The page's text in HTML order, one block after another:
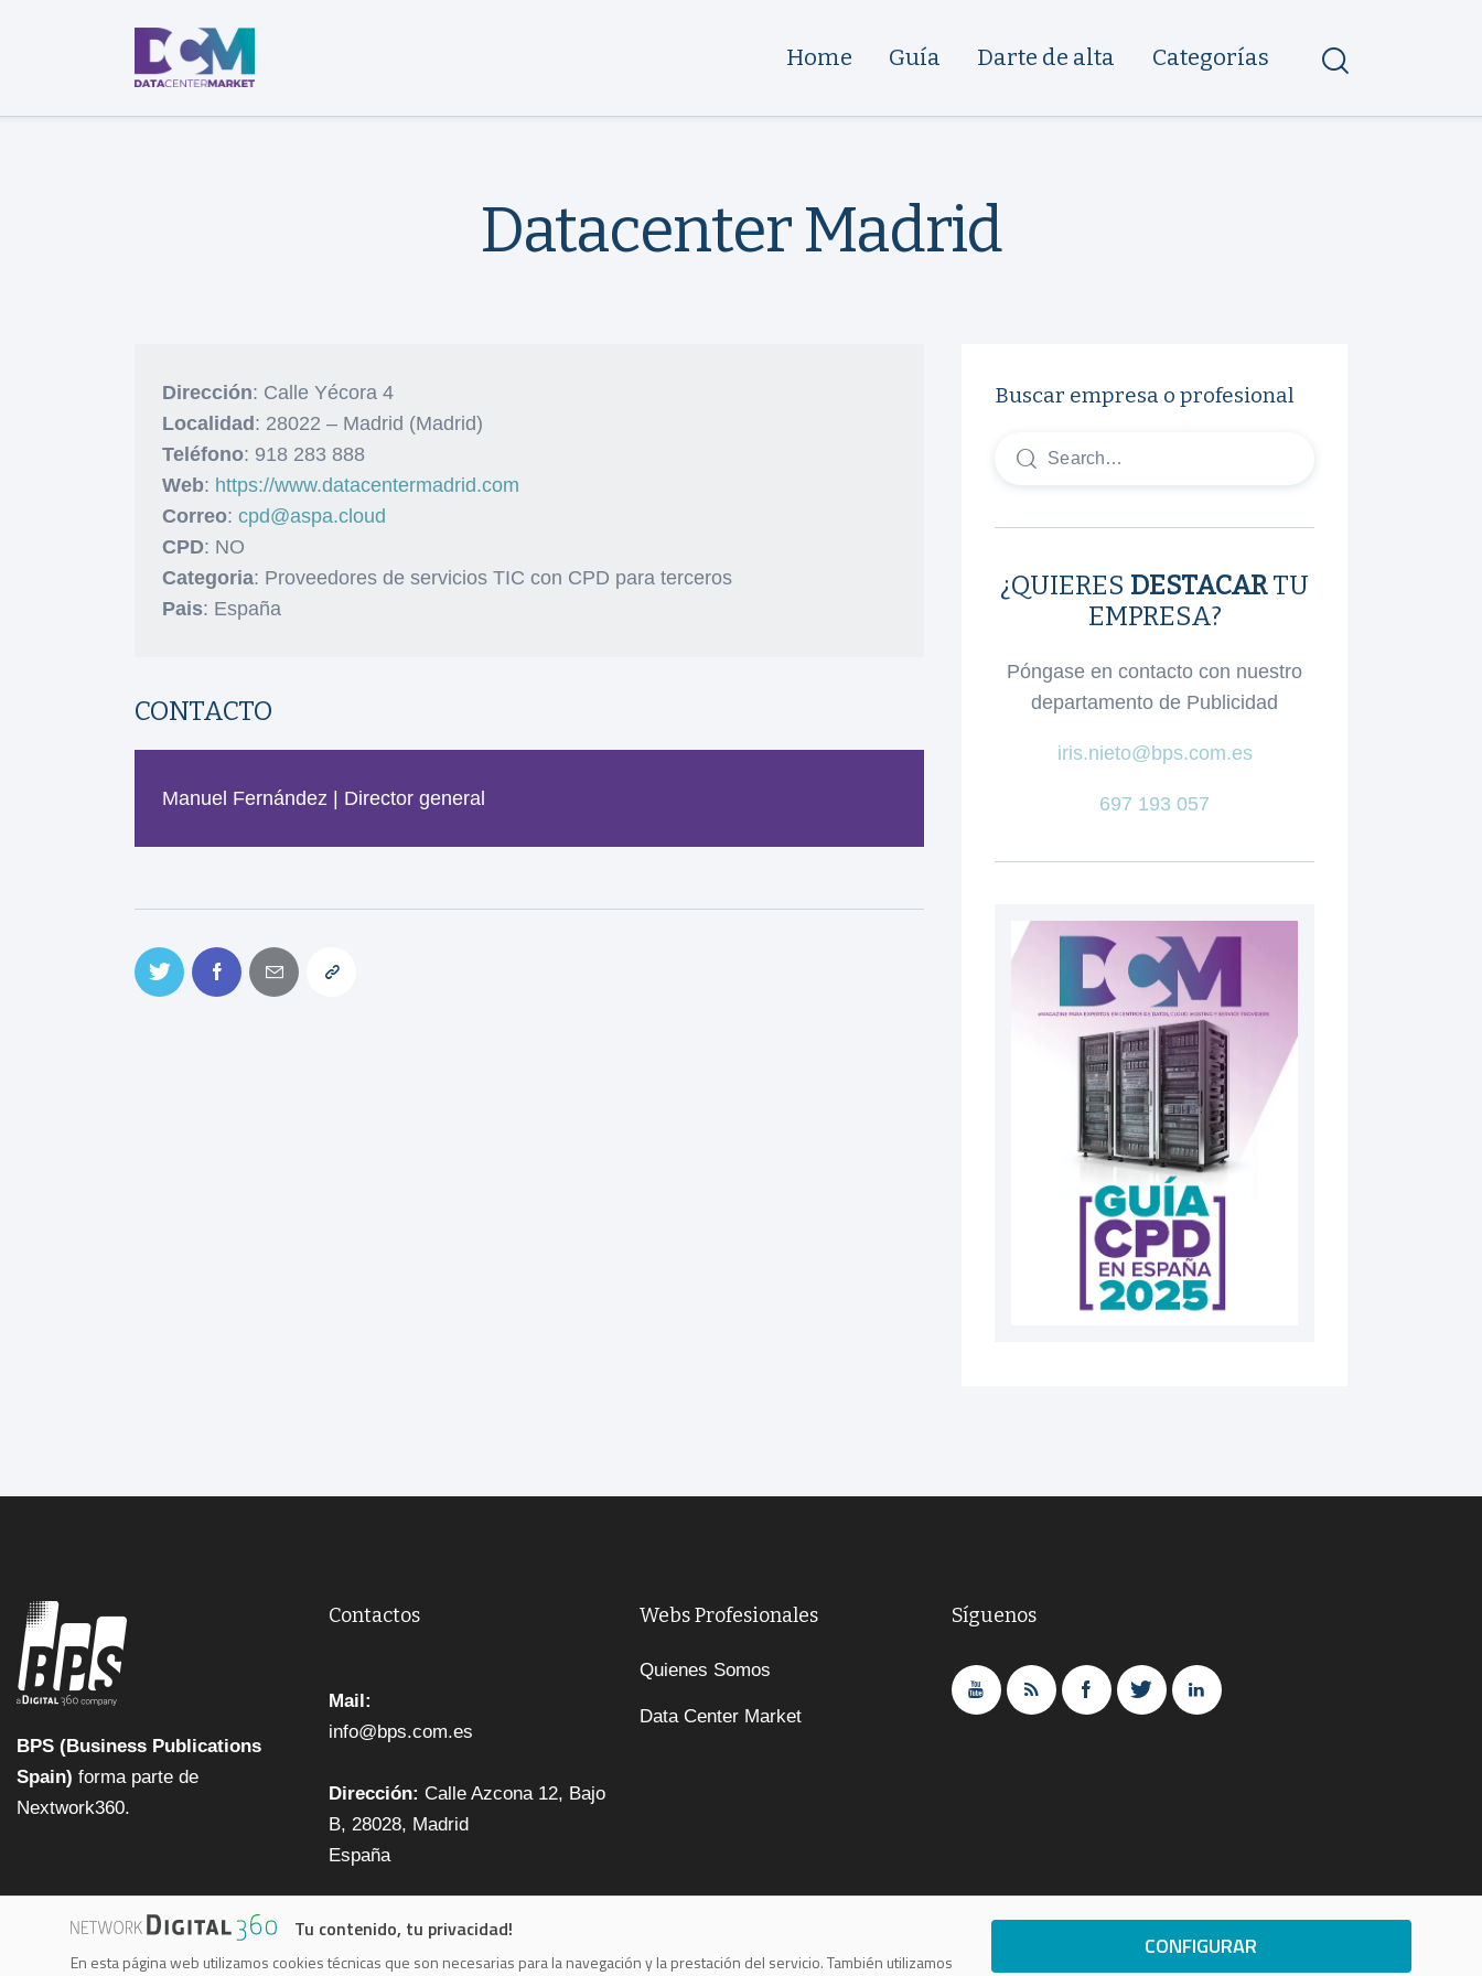
Home Guía Darte de alta Categorías
Datacenter Madrid
Dirección: Calle Yécora 4
Localidad: 28022 – Madrid (Madrid)
Teléfono: 918 283 888
Web: https://www.datacentermadrid.com
Correo: cpd@aspa.cloud
CPD: NO
Categoria: Proveedores de servicios TIC con CPD para terceros
Pais: España
CONTACTO
Manuel Fernández | Director general
Buscar empresa o profesional
¿QUIERES DESTACARTU
EMPRESA?
Póngase en contacto con nuestro
departamento de Publicidad
iris.nieto@bps.com.es
697 193 057
BPS (Business Publications
Spain) forma parte de
Nextwork360.
Contactos
Mail:
info@bps.com.es
Dirección: Calle Azcona 12, Bajo
B, 28028, Madrid
España
Webs Profesionales
Quienes Somos
Data Center Market
Síguenos
Tu contenido, tu privacidad!
En esta página web utilizamos cookies técnicas que son necesarias para la navegación y la prestación del servicio. También utilizamos
CONFIGURAR